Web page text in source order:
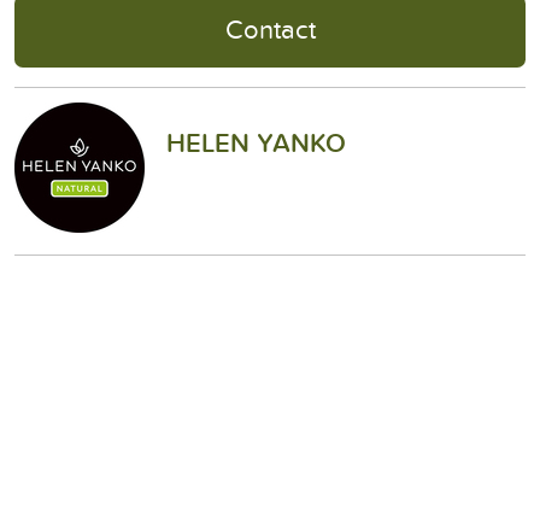
Contact
HELEN YANKO